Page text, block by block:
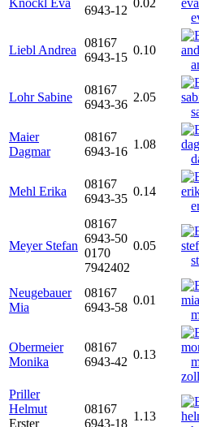
Knöckl Eva
6943-12
0.02
Liebl Andrea
08167
6943-15
0.10
Lohr Sabine
08167
6943-36
2.05
Maier
Dagmar
08167
6943-16
1.08
Mehl Erika
08167
6943-35
0.14
Meyer Stefan
08167
6943-50
0170
7942402
0.05
Neugebauer
Mia
08167
6943-58
0.01
Obermeier
Monika
08167
6943-42
0.13
Priller
Helmut
Erster
08167
6943-18
1.13